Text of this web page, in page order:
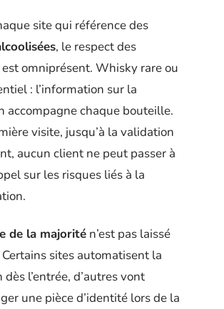
site qui référence des
, le respect des
omniprésent. Whisky rare ou
: l’information sur la
accompagne chaque bouteille.
visite, jusqu’à la validation
aucun client ne peut passer à
sur les risques liés à la
de la majorité n’est pas laissé
sites automatisent la
l’entrée, d’autres vont
une pièce d’identité lors de la